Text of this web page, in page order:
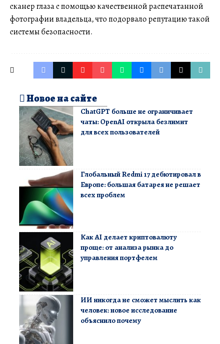
сканер глаза с помощью качественной распечатанной
фотографии владельца, что подорвало репутацию такой
системы безопасности.
Новое на сайте
ChatGPT больше не ограничивает
чаты: OpenAI открыла безлимит
для всех пользователей
Глобальный Redmi 17 дебютировал в
Европе: большая батарея не решает
всех проблем
Как AI делает криптовалюту
проще: от анализа рынка до
управления портфелем
ИИ никогда не сможет мыслить как
человек: новое исследование
объяснило почему